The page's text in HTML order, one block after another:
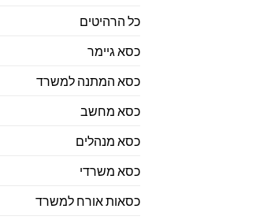
כל הרהיטים
כסא גיימר
כסא המתנה למשרד
כסא מחשב
כסא מנהלים
כסא משרדי
כסאות אורח למשרד